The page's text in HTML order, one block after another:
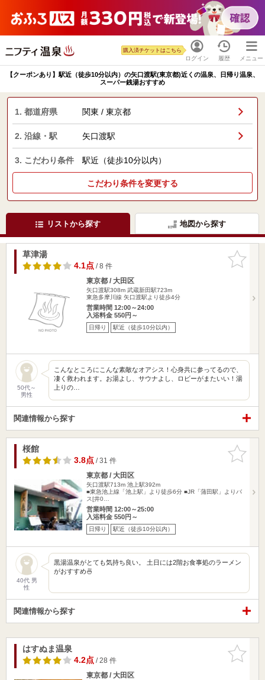
ログイン
購入済チケットはこちら
履歴 メニュー
【クーポンあり】駅近（徒歩10分以内）の矢口渡駅(東京都)近くの温泉、日帰り温泉、
スーパー銭湯おすすめ
1. 都道府県 関東 / 東京都
2. 沿線・駅 矢口渡駅
3. こだわり条件 駅近（徒歩10分以内）
こだわり条件を変更する
リストから探す 地図から探す
お気に入
りに追加
草津湯
4.1点/ 8 件
東京都 / 大田区
矢口渡駅308m 武蔵新田駅723m
東急多摩川線 矢口渡駅より徒歩4分
営業時間 12:00～24:00
入浴料金 550円～
日帰り 駅近（徒歩10分以内）
50代～
男性
こんなところにこんな素敵なオアシス！心身共に参ってるので、
凄く救われます。お湯よし、サウナよし、ロビーがまたいい！湯
上りの…
関連情報から探す
お気に入
りに追加
桜館
3.8点/ 31 件
東京都 / 大田区
矢口渡駅713m 池上駅392m
■東急池上線「池上駅」より徒歩6分 ■JR「蒲田駅」よりバ
ス[井0…
営業時間 12:00～25:00
入浴料金 550円～
日帰り 駅近（徒歩10分以内）
40代 男
性
黒湯温泉がとても気持ち良い。 土日には2階お食事処のラーメン
がおすすめ🍜
関連情報から探す
お気に入
りに追加
はすぬま温泉
4.2点/ 28 件
東京都 / 大田区